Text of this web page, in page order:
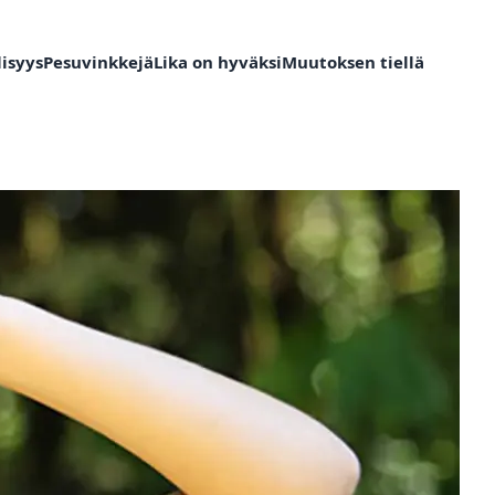
PesuvinkkejäLika on hyväksiMuutoksen tiellä